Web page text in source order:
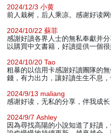
2024/12/3 小黄
前人栽树，后人乘凉。感谢好读网
2024/10/22 蘇菲
感謝好讀各界人士的無私奉獻并
以購買中文書籍，好讀提供一個很
2024/10/20 Tao
粗暴的以信用卡感謝好讀團隊的
錢，有力出力，讓好讀生生不息
2024/9/13 maliang
感谢好读，无私的分享，伴我成长
2024/9/7 Ashley
因為尋找高陽的小說知道了好讀